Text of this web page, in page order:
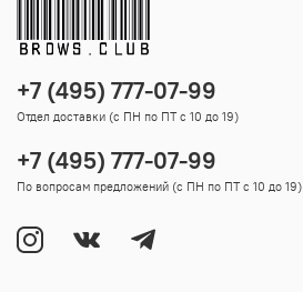
+7 (495) 777-07-99
Отдел доставки (с ПН по ПТ с 10 до 19)
+7 (495) 777-07-99
По вопросам предложений (с ПН по ПТ с 10 до 19)